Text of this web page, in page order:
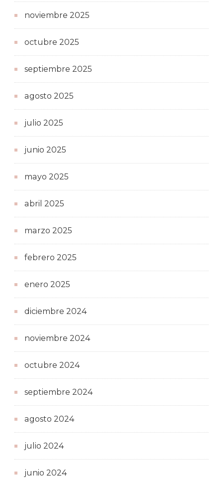
noviembre 2025
octubre 2025
septiembre 2025
agosto 2025
julio 2025
junio 2025
mayo 2025
abril 2025
marzo 2025
febrero 2025
enero 2025
diciembre 2024
noviembre 2024
octubre 2024
septiembre 2024
agosto 2024
julio 2024
junio 2024